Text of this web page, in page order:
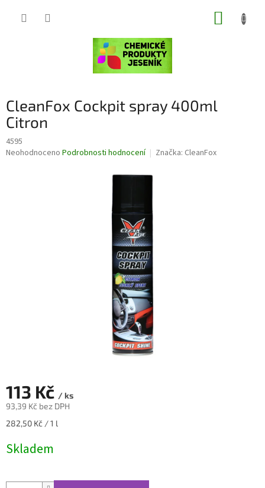
CleanFox Cockpit spray 400ml
Citron
4595
Průměrné
Neohodnoceno Podrobnosti hodnocení Značka: CleanFox
113 Kč / ks
93,39 Kč bez DPH
Měrná
282,50 Kč / 1 l
Skladem